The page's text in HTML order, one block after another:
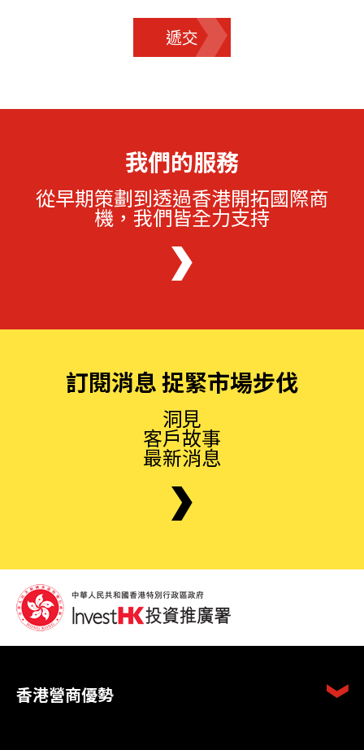
遞交
我們的服務
從早期策劃到透過香港開拓國際商
機，我們皆全力支持
訂閱消息 捉緊市場步伐
洞見
客戶故事
最新消息
香港營商優勢